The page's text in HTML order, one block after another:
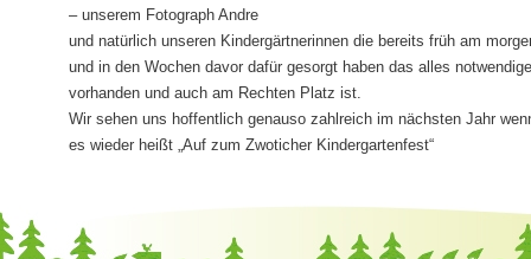
– unserem Fotograph Andre
und natürlich unseren Kindergärtnerinnen die bereits früh am
und in den Wochen davor dafür gesorgt haben das alles
vorhanden und auch am Rechten Platz ist.
Wir sehen uns hoffentlich genauso zahlreich im nächsten Jahr
es wieder heißt „Auf zum Zwoticher Kindergartenfest“